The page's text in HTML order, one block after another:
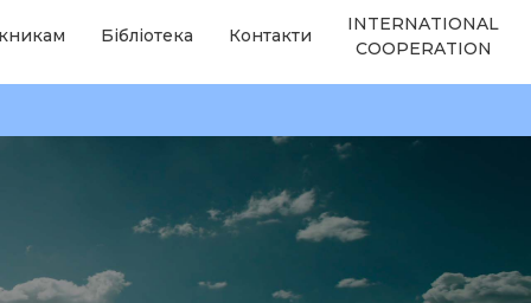
Бібліотека Контакти
INTERNATIONAL
COOPERATION